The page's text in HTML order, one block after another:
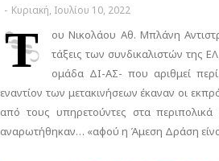
- Κυριακή, Ιουλίου 10, 2022
Τ
ου Νικολάου Αθ. Μπλάνη
τάξεις των συνδικαλιστών της
ομάδα ΔΙ-ΑΣ- που αριθμεί
εναντίον των μετακινήσεων έκαναν οι
από τους υπηρετούντες στα
αναρωτήθηκαν… «αφού η Άμεση Δράση